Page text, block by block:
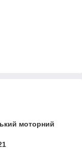
моторний